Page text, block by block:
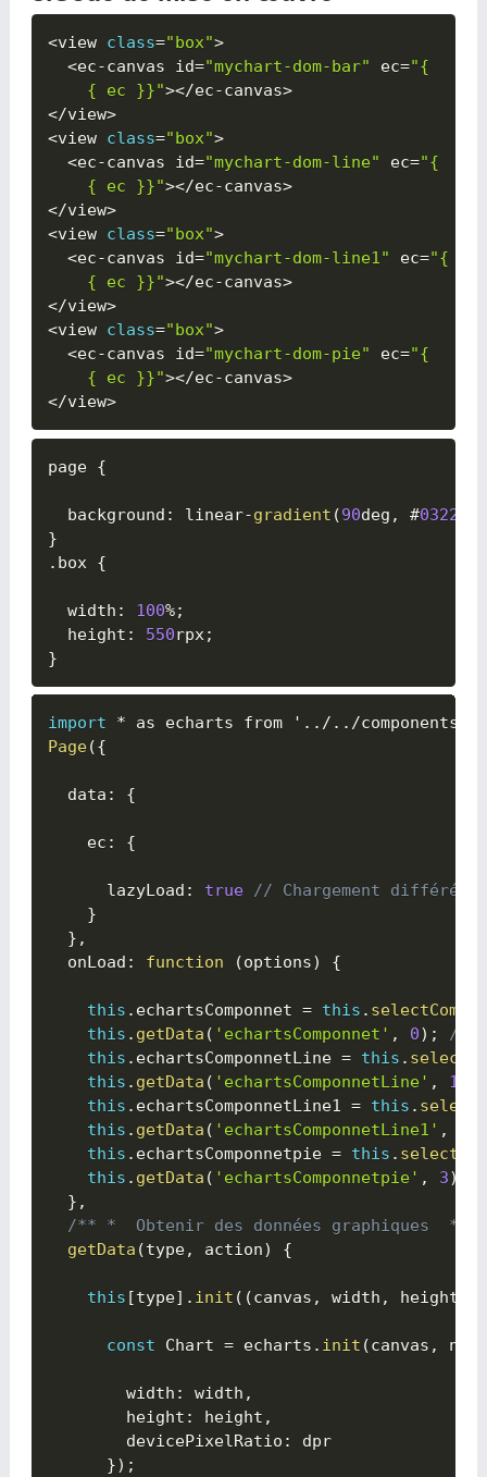
<view class="box">
<ec-canvas id="mychart-dom-bar" ec="{
{ ec }}"></ec-canvas>
</view>
<view class="box">
<ec-canvas id="mychart-dom-line" ec="{
{ ec }}"></ec-canvas>
</view>
<view class="box">
<ec-canvas id="mychart-dom-line1" ec="{
{ ec }}"></ec-canvas>
</view>
<view class="box">
<ec-canvas id="mychart-dom-pie" ec="{
{ ec }}"></ec-canvas>
</view>
page {
  background
: linear-gradient (90deg , #03224
}
. box {
  width
: 100%;
  height
: 550rpx ;
}
import * as echarts from ' . . / . . /components
Page({
  data
: {
    ec
: {
      lazyLoad
: true // Chargement différé
}
} ,
  onLoad
: function (options) {
this . echartsComponnet = this .
this . getData ( 'echartsComponnet' , 0) ;
//
this . echartsComponnetLine = this .
this . getData ( 'echartsComponnetLine' , 1
this . echartsComponnetLine1 = this .
this . getData ( 'echartsComponnetLine1' ,
this . echartsComponnetpie = this .
this . getData ( 'echartsComponnetpie' , 3)
} ,
/** *  Obtenir des données graphiques  */
getData (type, action) {
this [type] . init ( (canvas , width , height
const Chart = echarts . init (canvas , null
        width
: width ,
        height
: height ,
        devicePixelRatio
:
dpr
}) ;